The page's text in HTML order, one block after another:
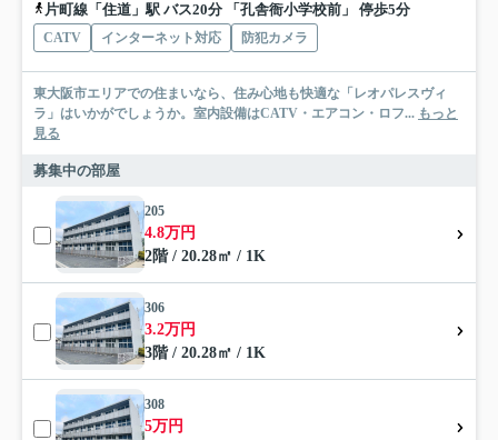
片町線「住道」駅 バス20分 「孔舎衙小学校前」 停歩5分
CATV インターネット対応 防犯カメラ
東大阪市エリアでの住まいなら、住み心地も快適な「レオパレスヴィ
ラ」はいかがでしょうか。室内設備はCATV・エアコン・ロフ... もっと
見る
募集中の部屋
205
4.8万円
2階 / 20.28㎡ / 1K
306
3.2万円
3階 / 20.28㎡ / 1K
308
5万円